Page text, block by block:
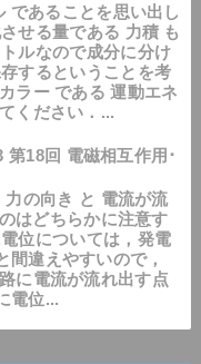
あることを思い出し
せる量である 力積 も
ルなので成分に分け
するということを考
ラー である 運動エネ
ください．...
第18回 電磁相互作用･
の向き と 電流が流
はどちらかに注意す
位については，発電
違えやすいので，
に電流が流れ出す点
電位...